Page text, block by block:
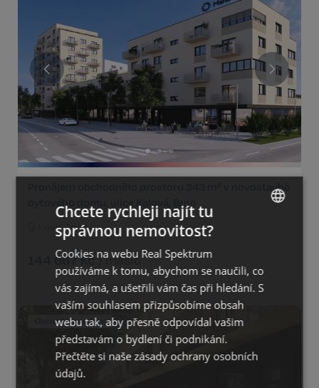
Pronájem obchodního prostoru 343 m² v novostavbě
Kalová, Brno
144 667 Kč / měsíc
Obchodní prostory
Chcete rychleji najít tu
správnou nemovitost?
Cookies na webu Real Spektrum
používáme k tomu, abychom se naučili, co
vás zajímá, a ušetřili vám čas při hledání. S
vaším souhlasem přizpůsobíme obsah
webu tak, aby přesně odpovídal vašim
představám o bydlení či podnikání.
Přečtěte si naše zásady ochrany osobních
údajů.